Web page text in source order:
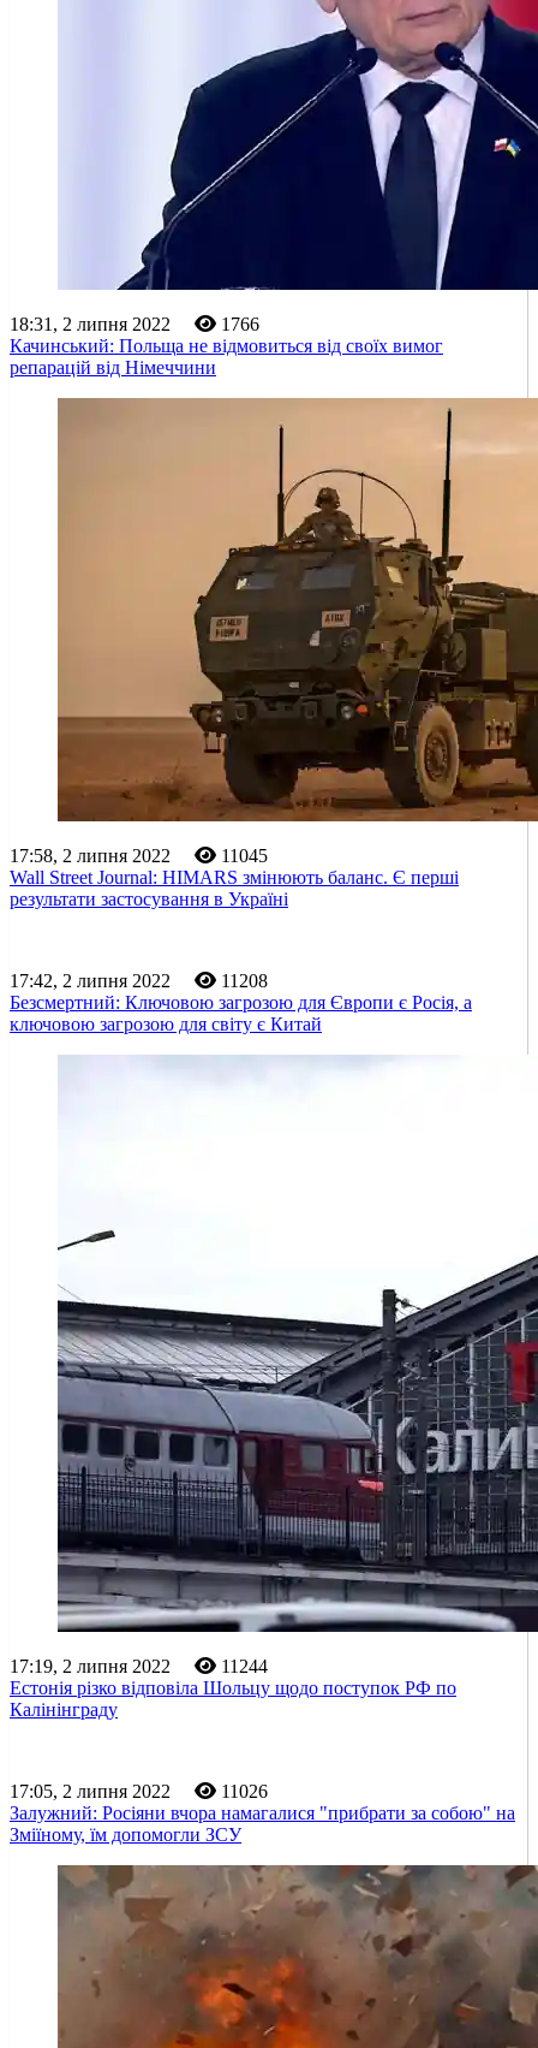
18:31, 2 липня 2022
1766
Качинський: Польща не відмовиться від своїх вимог
репарацій від Німеччини
17:58, 2 липня 2022
11045
Wall Street Journal: HIMARS змінюють баланс. Є перші
результати застосування в Україні
17:42, 2 липня 2022
11208
Безсмертний: Ключовою загрозою для Європи є Росія, а
ключовою загрозою для світу є Китай
17:19, 2 липня 2022
11244
Естонія різко відповіла Шольцу щодо поступок РФ по
Калінінграду
17:05, 2 липня 2022
11026
Залужний: Росіяни вчора намагалися "прибрати за собою" на
Зміїному, їм допомогли ЗСУ